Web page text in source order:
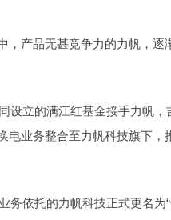
，产品无甚竞争力的力帆，
设立的满江红基金接手力帆
电业务整合至力帆科技旗下，
务依托的力帆科技正式更名为